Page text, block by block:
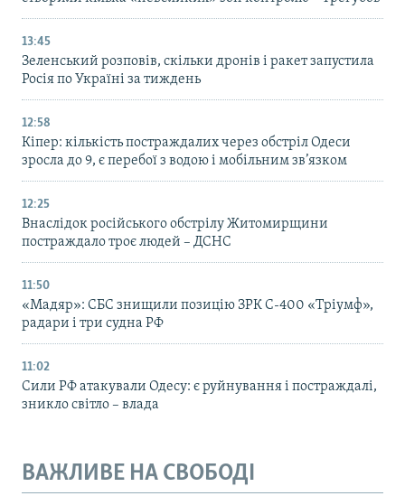
13:45
Зеленський розповів, скільки дронів і ракет запустила
Росія по Україні за тиждень
12:58
Кіпер: кількість постраждалих через обстріл Одеси
зросла до 9, є перебої з водою і мобільним зв’язком
12:25
Внаслідок російського обстрілу Житомирщини
постраждало троє людей – ДСНС
11:50
«Мадяр»: СБС знищили позицію ЗРК С-400 «Тріумф»,
радари і три судна РФ
11:02
Сили РФ атакували Одесу: є руйнування і постраждалі,
зникло світло – влада
ВАЖЛИВЕ НА СВОБОДІ